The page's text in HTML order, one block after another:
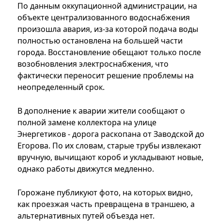
По данным оккупационной администрации, на
объекте централизованного водоснабжения
произошла авария, из-за которой подача воды
полностью остановлена на большей части
города. Восстановление обещают только после
возобновления электроснабжения, что
фактически переносит решение проблемы на
неопределенный срок.
В дополнение к аварии жители сообщают о
полной замене коллектора на улице
Энергетиков - дорога раскопана от Заводской до
Егорова. По их словам, старые трубы извлекают
вручную, вычищают короб и укладывают новые,
однако работы движутся медленно.
Горожане публикуют фото, на которых видно,
как проезжая часть превращена в траншею, а
альтернативных путей объезда нет.